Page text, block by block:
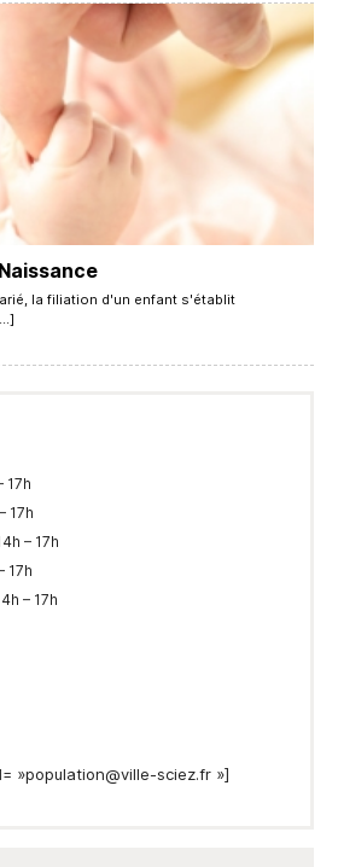
la filiation d'un enfant s'établit
17h
17h
– 17h
17h
– 17h
»population@ville-sciez.fr »]